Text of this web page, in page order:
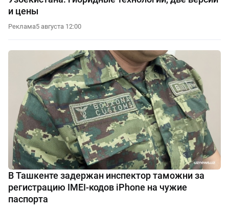
и цены
Реклама5 августа 12:00
В Ташкенте задержан инспектор таможни за
регистрацию IMEI-кодов iPhone на чужие
паспорта